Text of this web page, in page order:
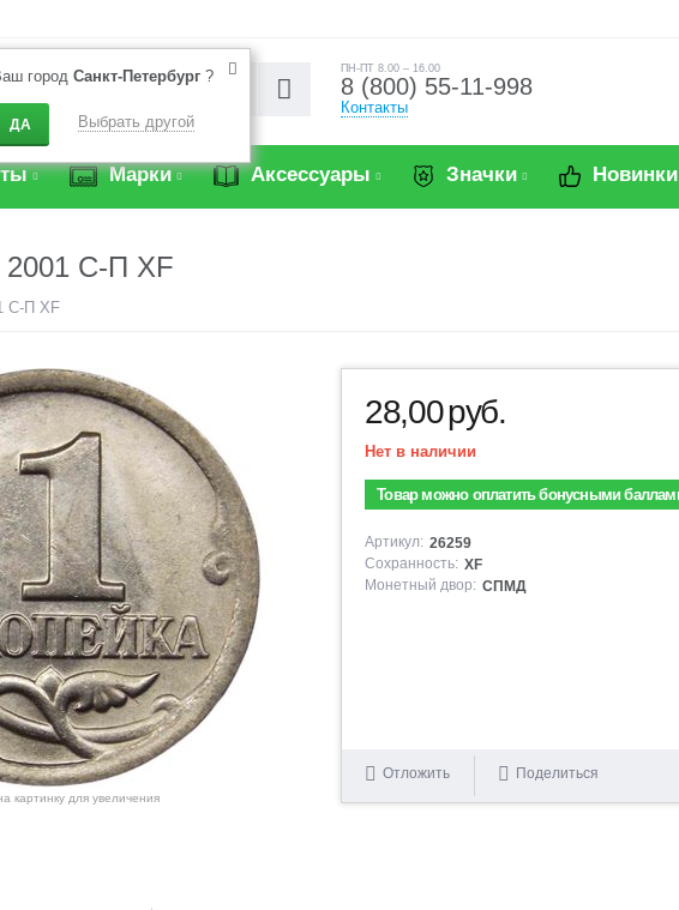
город Санкт-Петербург ?
ДА Выбрать другой
ПН-ПТ 8.00 – 16.00
8 (800) 55-11-998
Контакты
Марки Аксессуары Значки Новинки
С-П XF
С-П XF
картинку для увеличения
28,00руб.
Нет в наличии
Товар можно оплатить бонусными
Артикул: 26259
Сохранность: XF
Монетный двор: СПМД
Отложить Поделиться